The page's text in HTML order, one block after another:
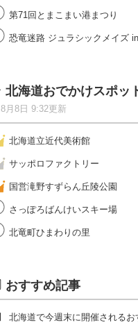
第71回とまこまい港まつり
恐竜迷路 ジュラシックメイズ
北海道おでかけスポッ
8月8日 9:32更新
北海道立近代美術館
サッポロファクトリー
国営滝野すずらん丘陵公園
さっぽろばんけいスキー場
北竜町ひまわりの里
おすすめ記事
北海道で今週末に開催される